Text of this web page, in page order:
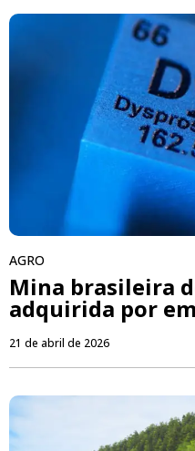
AGRO
Mina brasileira
adquirida por
21 de abril de 2026